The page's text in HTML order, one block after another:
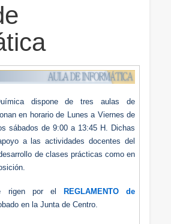
dispone de tres aulas de
en horario de Lunes a Viernes de
sábados de 9:00 a 13:45 H. Dichas
a las actividades docentes del
de clases prácticas como en
rigen por el
REGLAMENTO de
en la Junta de Centro.